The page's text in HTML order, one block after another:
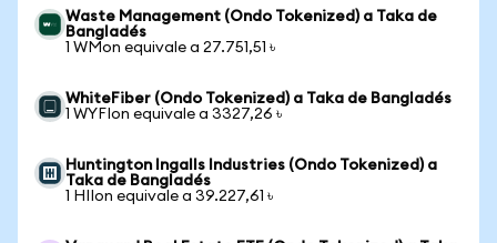
Waste Management (Ondo Tokenized) a Taka de
Bangladés
1 WMon equivale a 27.751,51 ৳
WhiteFiber (Ondo Tokenized) a Taka de Bangladés
1 WYFIon equivale a 3327,26 ৳
Huntington Ingalls Industries (Ondo Tokenized) a
Taka de Bangladés
1 HIIon equivale a 39.227,61 ৳